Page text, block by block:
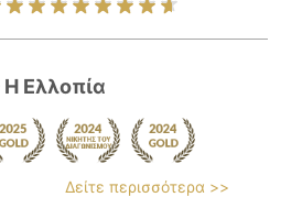
Ελλοπία
Δείτε περισσότερα >>